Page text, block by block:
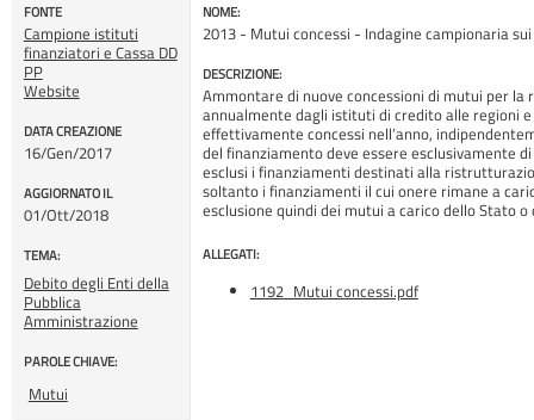
FONTE
Campione istituti
finanziatori e Cassa DD
PP
Website
DATA CREAZIONE
16/Gen/2017
AGGIORNATO IL
01/Ott/2018
TEMA:
Debito degli Enti della
Pubblica
Amministrazione
PAROLE CHIAVE:
Mutui
NOME:
2013 - Mutui concessi - Indagine campionaria
DESCRIZIONE:
Ammontare di nuove concessioni di mutui per
annualmente dagli istituti di credito alle regioni
effettivamente concessi nell’anno,
del finanziamento deve essere esclusivamente
esclusi i finanziamenti destinati alla
soltanto i finanziamenti il cui onere rimane a
esclusione quindi dei mutui a carico dello Stato
ALLEGATI:
1192_Mutui concessi.pdf